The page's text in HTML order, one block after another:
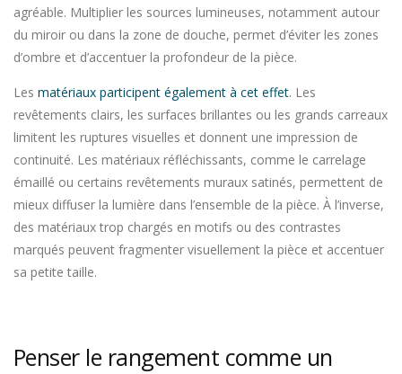
agréable. Multiplier les sources lumineuses, notamment autour
du miroir ou dans la zone de douche, permet d’éviter les zones
d’ombre et d’accentuer la profondeur de la pièce.
Les matériaux participent également à cet effet. Les
revêtements clairs, les surfaces brillantes ou les grands carreaux
limitent les ruptures visuelles et donnent une impression de
continuité. Les matériaux réfléchissants, comme le carrelage
émaillé ou certains revêtements muraux satinés, permettent de
mieux diffuser la lumière dans l’ensemble de la pièce. À l’inverse,
des matériaux trop chargés en motifs ou des contrastes
marqués peuvent fragmenter visuellement la pièce et accentuer
sa petite taille.
Penser le rangement comme un